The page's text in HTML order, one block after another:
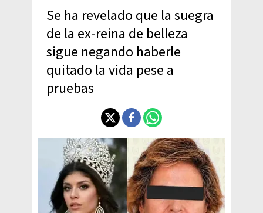
Se ha revelado que la suegra
de la ex-reina de belleza
sigue negando haberle
quitado la vida pese a
pruebas